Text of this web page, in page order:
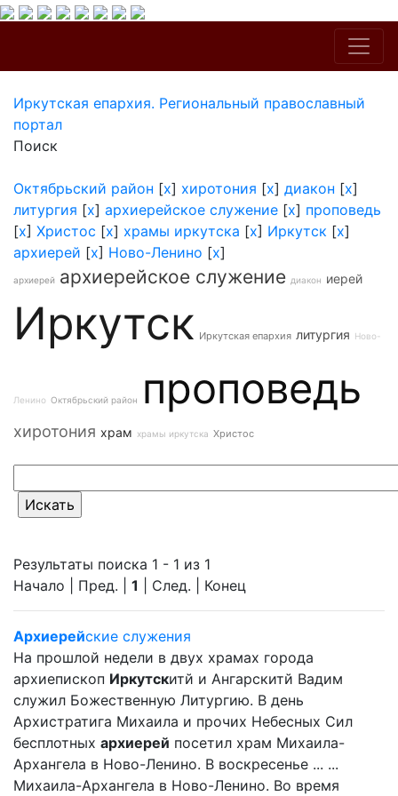
Иркутская епархия. Региональный православный
портал
Поиск
Октябрьский район [x] хиротония [x] диакон [x]
литургия [x] архиерейское служение [x] проповедь
[x] Христос [x] храмы иркутска [x] Иркутск [x]
архиерей [x] Ново-Ленино [x]
архиерей архиерейское служение диакон иерей
Иркутск Иркутская епархия литургия Ново-
Ленино Октябрьский район проповедь
хиротония храм храмы иркутска Христос
Результаты поиска 1 - 1 из 1
Начало | Пред. | 1 | След. | Конец
Архиерейские служения
На прошлой недели в двух храмах города
архиепископ Иркутскитй и Ангарскитй Вадим
служил Божественную Литургию. В день
Архистратига Михаила и прочих Небесных Сил
бесплотных архиерей посетил храм Михаила-
Архангела в Ново-Ленино. В воскресенье ... ...
Михаила-Архангела в Ново-Ленино. Во время